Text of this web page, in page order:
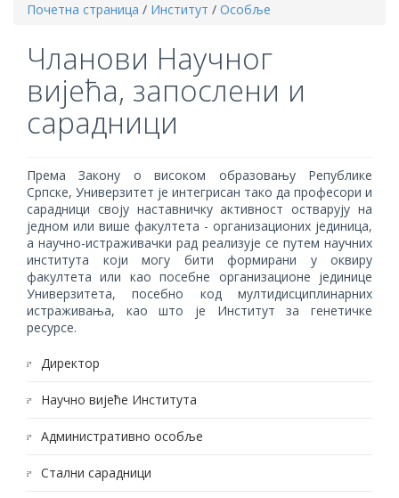
Почетна страница / Институт / Особље
Чланови Научног
вијећа, запослени и
сарадници
Према Закону о високом образовању Републике
Српске, Универзитет је интегрисан тако да професори и
сарадници своју наставничку активност остварују на
једном или више факултета - организационих јединица,
а научно-истраживачки рад реализује се путем научних
института који могу бити формирани у оквиру
факултета или као посебне организационе јединице
Универзитета, посебно код мултидисциплинарних
истраживања, као што је Институт за генетичке
ресурсе.
Директор
Научно вијеће Института
Административно особље
Стални сарадници